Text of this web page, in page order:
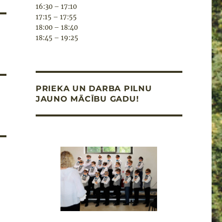
16:30 – 17:10
17:15 – 17:55
18:00 – 18:40
18:45 – 19:25
PRIEKA UN DARBA PILNU
JAUNO MĀCĪBU GADU!